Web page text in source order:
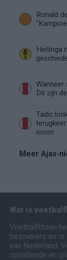
Ronald
Heitinga
Wanneer
Dit zijn
Tadic
icoon
Meer Ajax-
Wat is
Voetbalflitsen
bezoekers en is
van Nederland.
opvallende en